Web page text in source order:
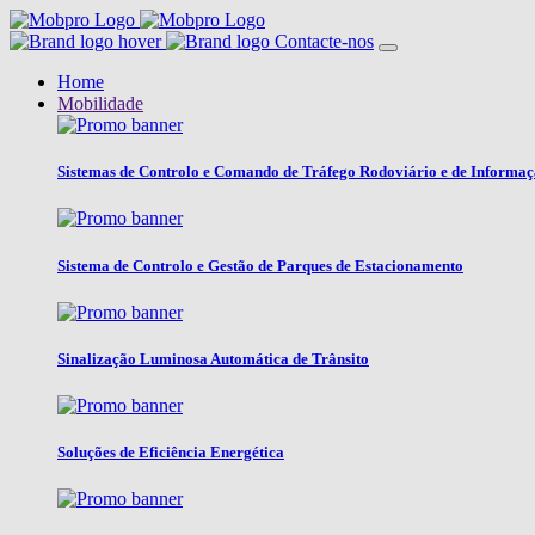
Contacte-nos
Home
Mobilidade
Sistemas de Controlo e Comando de Tráfego Rodoviário e de
Sistema de Controlo e Gestão de Parques de Estacionamento
Sinalização Luminosa Automática de Trânsito
Soluções de Eficiência Energética